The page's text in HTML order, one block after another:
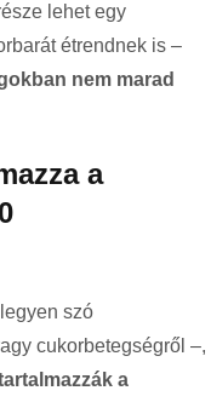
lehet egy
étrendnek is –
nem marad
a
szó
cukorbetegségről –,
a